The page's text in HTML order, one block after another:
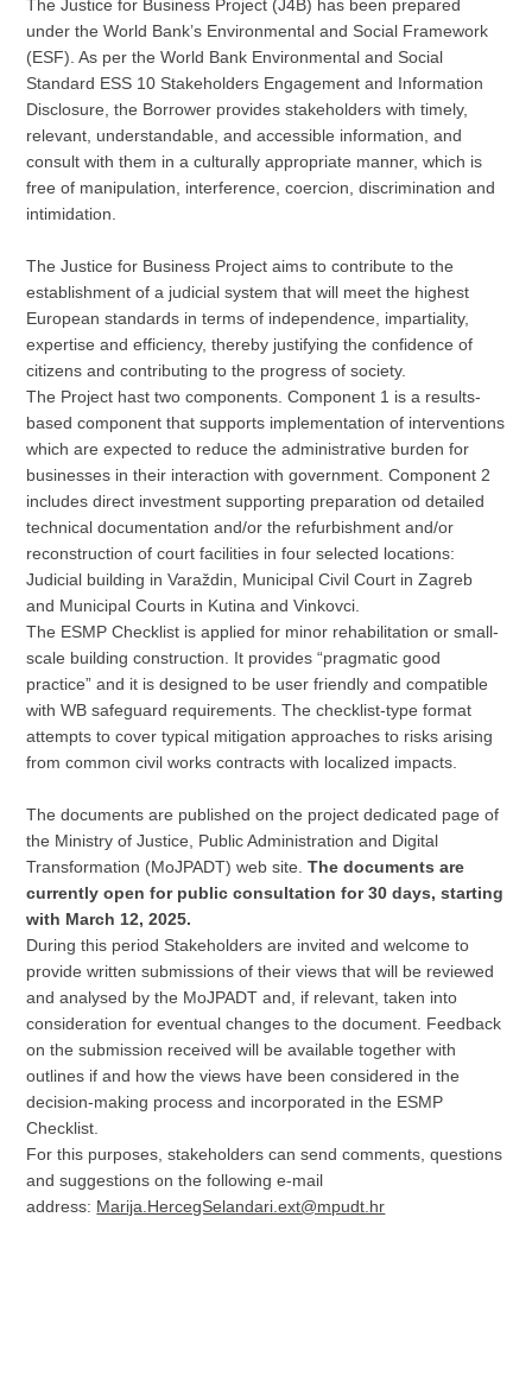
The Justice for Business Project (J4B) has been prepared
under the World Bank’s Environmental and Social Framework
(ESF). As per the World Bank Environmental and Social
Standard ESS 10 Stakeholders Engagement and Information
Disclosure, the Borrower provides stakeholders with timely,
relevant, understandable, and accessible information, and
consult with them in a culturally appropriate manner, which is
free of manipulation, interference, coercion, discrimination and
intimidation.
The Justice for Business Project aims to contribute to the
establishment of a judicial system that will meet the highest
European standards in terms of independence, impartiality,
expertise and efficiency, thereby justifying the confidence of
citizens and contributing to the progress of society.
The Project hast two components. Component 1 is a results-
based component that supports implementation of interventions
which are expected to reduce the administrative burden for
businesses in their interaction with government. Component 2
includes direct investment supporting preparation od detailed
technical documentation and/or the refurbishment and/or
reconstruction of court facilities in four selected locations:
Judicial building in Varaždin, Municipal Civil Court in Zagreb
and Municipal Courts in Kutina and Vinkovci.
The ESMP Checklist is applied for minor rehabilitation or small-
scale building construction. It provides “pragmatic good
practice” and it is designed to be user friendly and compatible
with WB safeguard requirements. The checklist-type format
attempts to cover typical mitigation approaches to risks arising
from common civil works contracts with localized impacts.
The documents are published on the project dedicated page of
the Ministry of Justice, Public Administration and Digital
Transformation (MoJPADT) web site.The documents are
currently open for public consultation for 30 days, starting
with March 12, 2025.
During this period Stakeholders are invited and welcome to
provide written submissions of their views that will be reviewed
and analysed by the MoJPADT and, if relevant, taken into
consideration for eventual changes to the document. Feedback
on the submission received will be available together with
outlines if and how the views have been considered in the
decision-making process and incorporated in the ESMP
Checklist.
For this purposes, stakeholders can send comments, questions
and suggestions on the following e-mail
address: Marija.HercegSelandari.ext@mpudt.hr